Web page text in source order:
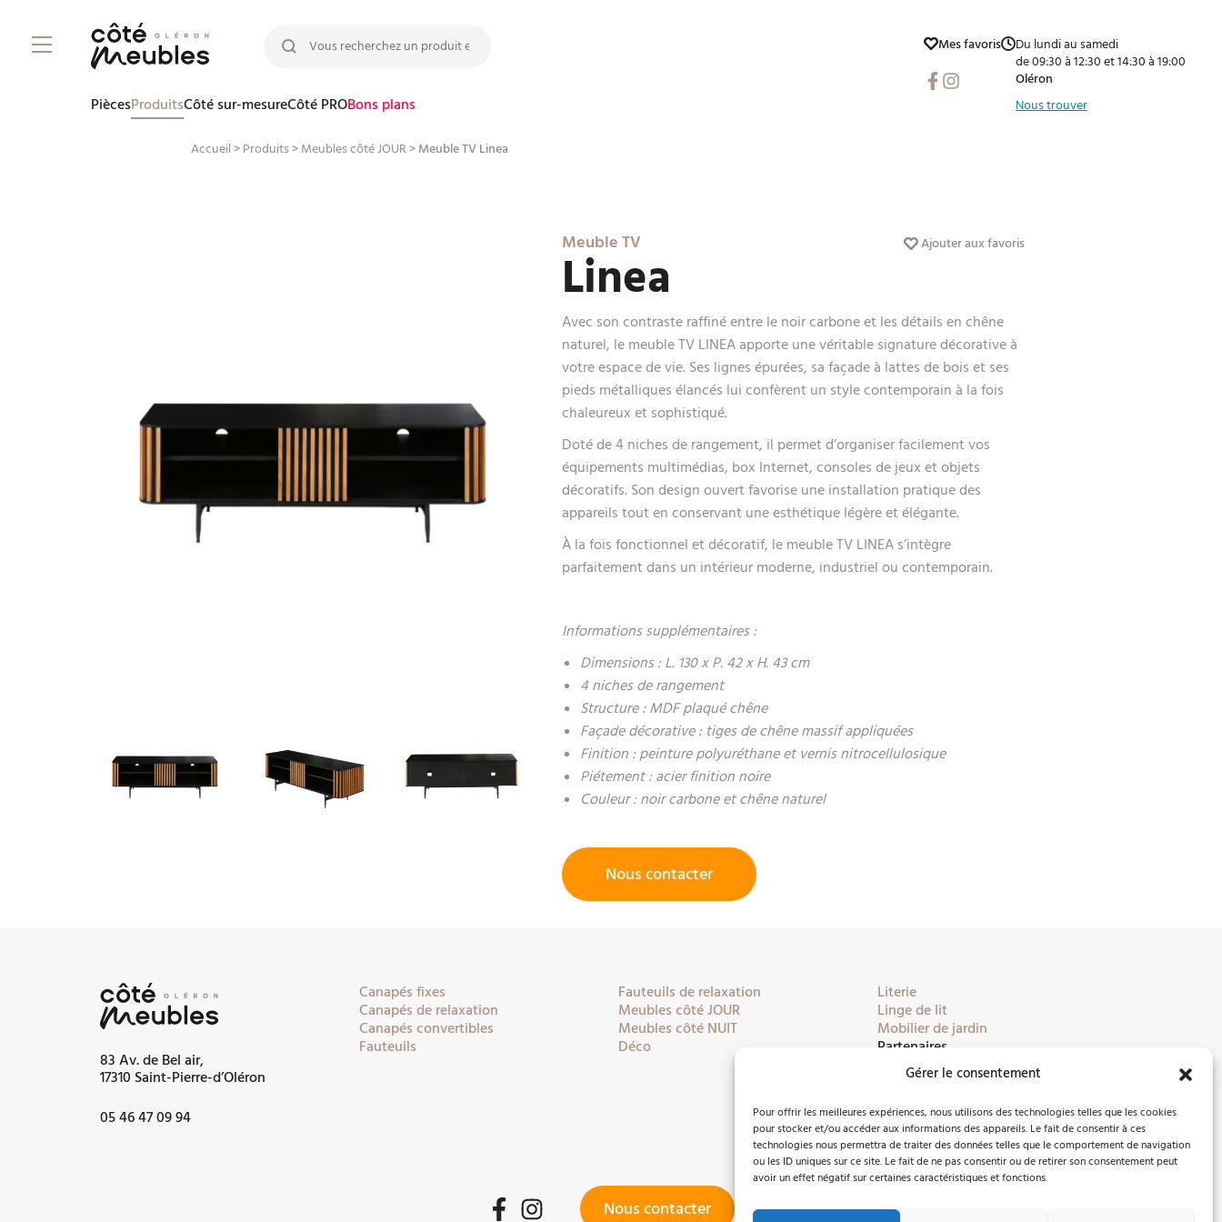
Gérer le consentement
Pour offrir les meilleures expériences, nous utilisons des technologies telles que les cookies
pour stocker et/ou accéder aux informations des appareils. Le fait de consentir à ces
technologies nous permettra de traiter des données telles que le comportement de navigation
ou les ID uniques sur ce site. Le fait de ne pas consentir ou de retirer son consentement peut
avoir un effet négatif sur certaines caractéristiques et fonctions.
Rechercher :
PiècesProduitsCôté sur-mesureCôté PROBons plans
Mes favoris
Facebook
Instagram
Du lundi au samedi
de 09:30 à 12:30 et 14:30 à 19:00
Oléron
Nous trouver
Accueil > Produits> Meubles côté JOUR > Meuble TV Linea
Meuble TV
Linea
Ajouter aux favoris
Avec son contraste raffiné entre le noir carbone et les détails en chêne
naturel, le meuble TV LINEA apporte une véritable signature décorative à
votre espace de vie. Ses lignes épurées, sa façade à lattes de bois et ses
pieds métalliques élancés lui confèrent un style contemporain à la fois
chaleureux et sophistiqué.
Doté de 4 niches de rangement, il permet d’organiser facilement vos
équipements multimédias, box Internet, consoles de jeux et objets
décoratifs. Son design ouvert favorise une installation pratique des
appareils tout en conservant une esthétique légère et élégante.
À la fois fonctionnel et décoratif, le meuble TV LINEA s’intègre
parfaitement dans un intérieur moderne, industriel ou contemporain.
Informations supplémentaires :
Dimensions : L. 130 x P. 42 x H. 43 cm
4 niches de rangement
Structure : MDF plaqué chêne
Façade décorative : tiges de chêne massif appliquées
Finition : peinture polyuréthane et vernis nitrocellulosique
Piétement : acier finition noire
Couleur : noir carbone et chêne naturel
Nous contacter
83 Av. de Bel air,
17310 Saint-Pierre-d’Oléron
05 46 47 09 94
Canapés fixes
Canapés de relaxation
Canapés convertibles
Fauteuils
Fauteuils de relaxation
Meubles côté JOUR
Meubles côté NUIT
Déco
Literie
Linge de lit
Mobilier de jardin
Partenaires
FacebookInstagram Nous contacter